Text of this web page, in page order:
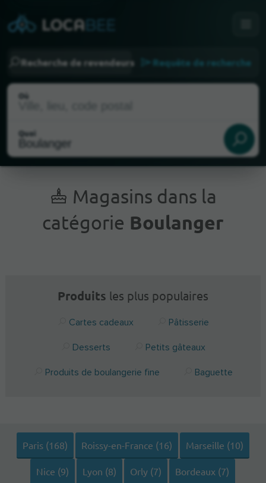
Recherche de revendeurs Requête de recherche
Où
Quoi
Emplacement actuel
Magasins dans la
catégorie Boulanger
Produits les plus populaires
Cartes cadeaux Pâtisserie
Desserts Petits gâteaux
Produits de boulangerie fine Baguette
Paris (168) Roissy-en-France (16) Marseille (10)
Nice (9) Lyon (8) Orly (7) Bordeaux (7)